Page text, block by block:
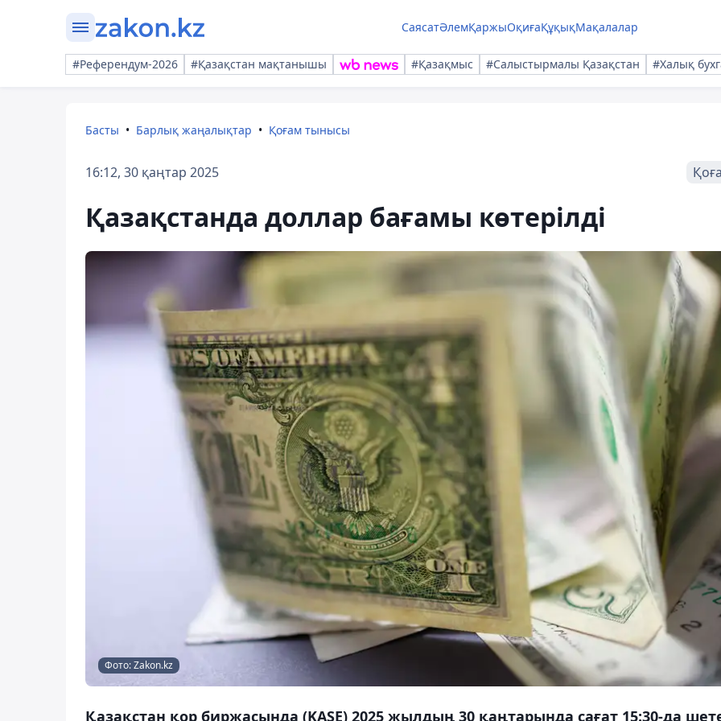
СаясатӘлемҚаржыОқиғаҚұқықМақалалар
#Референдум-2026 #Қазақстан мақтанышы #Қазақмыс #Салыстырмалы Қазақстан #Халық
Басты Барлық жаңалықтар Қоғам тынысы
16:12, 30 қаңтар 2025
Қазақстанда доллар бағамы көтерілді
Фото: Zakon.kz
Қазақстан қор биржасында (KASE) 2025 жылдың 30 қаңтарында сағат 15:30-да